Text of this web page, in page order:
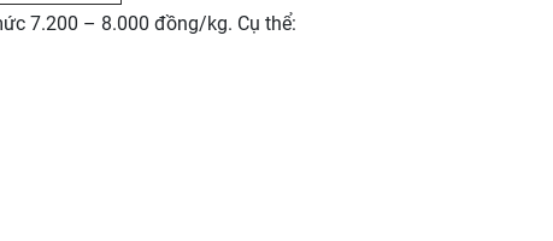
7.200 – 8.000 đồng/kg. Cụ thể: